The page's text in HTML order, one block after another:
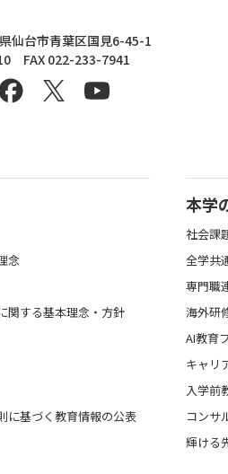
仙台市青葉区国見6-45-1
FAX 022-233-7941
念
関する基本理念・方針
に基づく教育情報の公表
本学
社会課
全学共
専門職
海外研
AI教育
キャリ
入学前
コンサ
輝ける